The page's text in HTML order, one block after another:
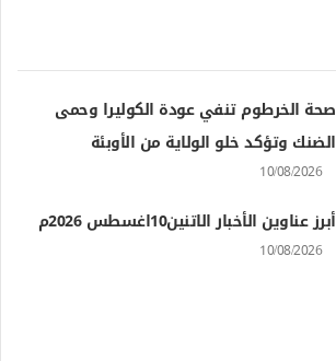
صحة الخرطوم تنفي عودة الكوليرا وحمى
الضنك وتؤكد خلو الولاية من الأوبئة
10/08/2026
أبرز عناوين الأخبار الاتنين10اغسطس 2026م
10/08/2026